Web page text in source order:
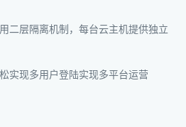
二层隔离机制，每台云主机提供独立
实现多用户登陆实现多平台运营